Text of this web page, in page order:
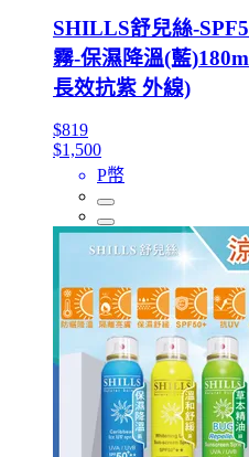
SHILLS舒兒絲-
霧-保濕降溫(藍
長效抗紫 外線)
$819
$1,500
P幣